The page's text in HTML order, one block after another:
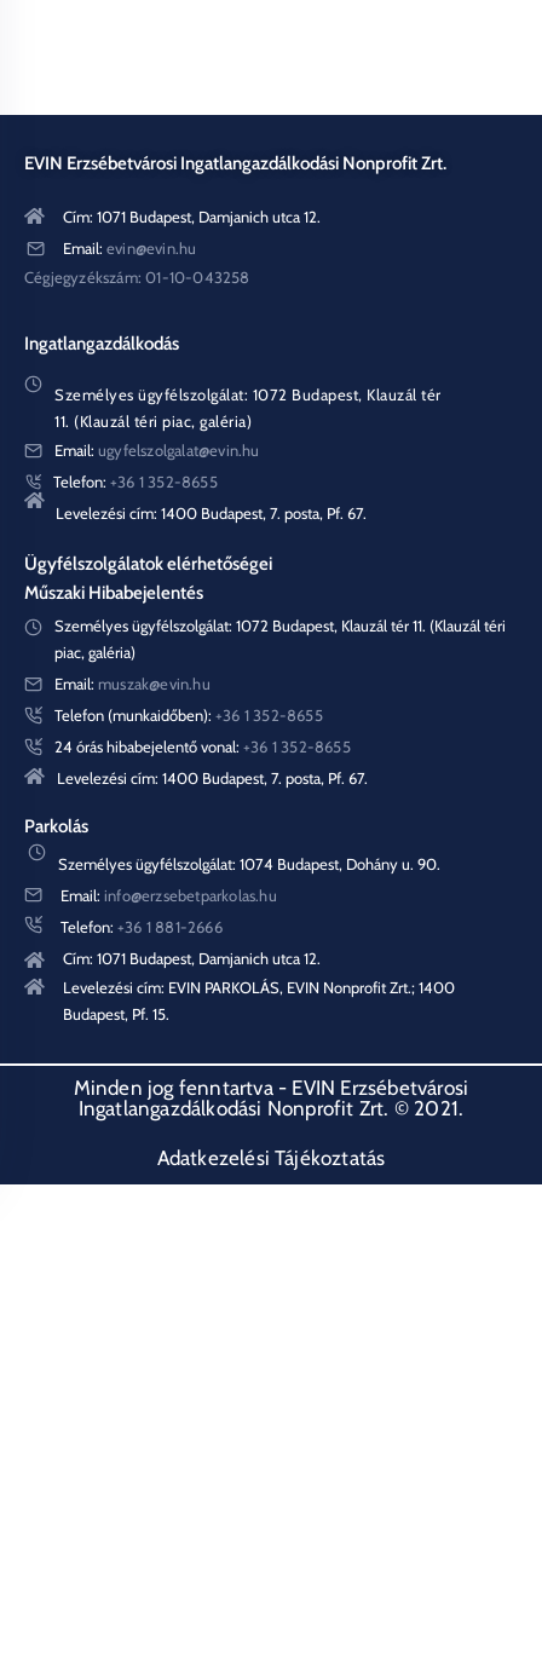
EVIN Erzsébetvárosi Ingatlangazdálkodási Nonprofit Zrt.
Cím: 1071 Budapest, Damjanich utca 12.
Email: evin@evin.hu
Cégjegyzékszám: 01-10-043258
Ingatlangazdálkodás
Személyes ügyfélszolgálat: 1072 Budapest, Klauzál tér
11. (Klauzál téri piac, galéria)
Email: ugyfelszolgalat@evin.hu
Telefon: +36 1 352-8655
Levelezési cím: 1400 Budapest, 7. posta, Pf. 67.
Ügyfélszolgálatok elérhetőségei
Műszaki Hibabejelentés
Személyes ügyfélszolgálat: 1072 Budapest, Klauzál tér 11. (Klauzál téri
piac, galéria)
Email: muszak@evin.hu
Telefon (munkaidőben): +36 1 352-8655
24 órás hibabejelentő vonal: +36 1 352-8655
Levelezési cím: 1400 Budapest, 7. posta, Pf. 67.
Parkolás
Személyes ügyfélszolgálat: 1074 Budapest, Dohány u. 90.
Email: info@erzsebetparkolas.hu
Telefon: +36 1 881-2666
Cím: 1071 Budapest, Damjanich utca 12.
Levelezési cím: EVIN PARKOLÁS, EVIN Nonprofit Zrt.; 1400
Budapest, Pf. 15.
Minden jog fenntartva - EVIN Erzsébetvárosi
Ingatlangazdálkodási Nonprofit Zrt. © 2021.
Adatkezelési Tájékoztatás